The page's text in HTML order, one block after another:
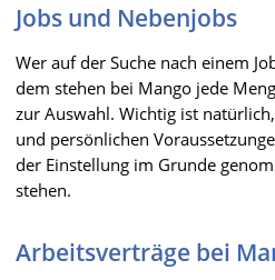
Jobs und Nebenjobs
Wer auf der Suche nach einem
dem stehen bei Mango jede
zur Auswahl. Wichtig ist
und persönlichen
der Einstellung im Grunde
stehen.
Arbeitsverträge bei